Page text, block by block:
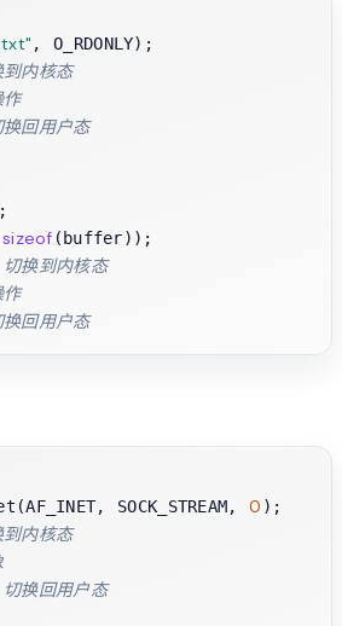
内核态
回用户态
sizeof
换到内核态
回用户态
SOCK_STREAM, 0
内核态
换回用户态